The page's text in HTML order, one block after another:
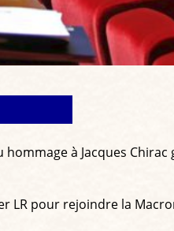
à Jacques
LR pour rejoindre la